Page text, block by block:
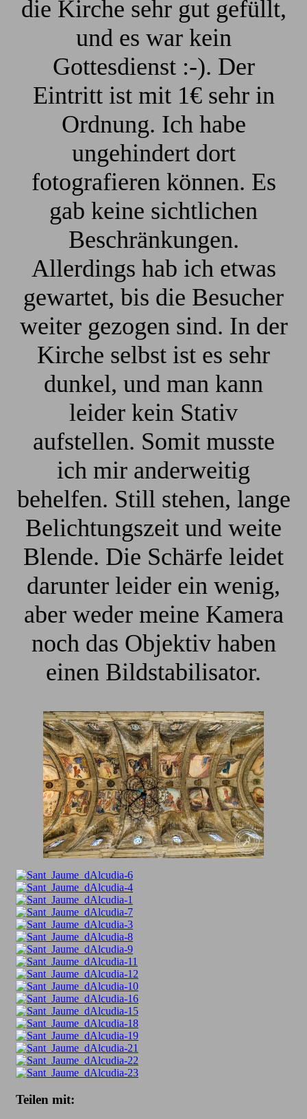
die Kirche sehr gut gefüllt,
und es war kein
Gottesdienst :-). Der
Eintritt ist mit 1€ sehr in
Ordnung. Ich habe
ungehindert dort
fotografieren können. Es
gab keine sichtlichen
Beschränkungen.
Allerdings hab ich etwas
gewartet, bis die Besucher
weiter gezogen sind. In der
Kirche selbst ist es sehr
dunkel, und man kann
leider kein Stativ
aufstellen. Somit musste
ich mir anderweitig
behelfen. Still stehen, lange
Belichtungszeit und weite
Blende. Die Schärfe leidet
darunter leider ein wenig,
aber weder meine Kamera
noch das Objektiv haben
einen Bildstabilisator.
Teilen mit: